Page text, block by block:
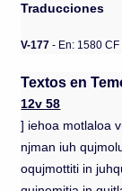
Traducciones
V-177 - En: 1580 CF
Textos en
12v 58
] iehoa motlaloa
njman iuh
oqujmottiti in